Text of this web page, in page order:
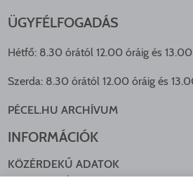
ÜGYFÉLFOGADÁS
Hétfő: 8.30 órától 12.00 óráig és
Szerda: 8.30 órától 12.00 óráig és
PÉCEL.HU ARCHÍVUM
INFORMÁCIÓK
KÖZÉRDEKŰ ADATOK